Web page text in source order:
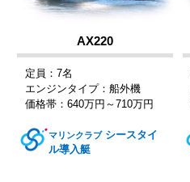
AX220
定員：7名
エンジンタイプ：船外機
価格帯：640万円～710万円
マリンクラブ シースタイ
ル導入艇